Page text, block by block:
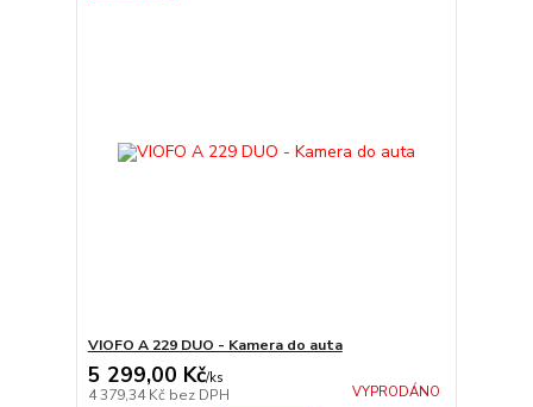
VIOFO A 229 DUO - Kamera do auta
5 299,00 Kč/ks
4 379,34 Kč bez DPH VYPRODÁNO